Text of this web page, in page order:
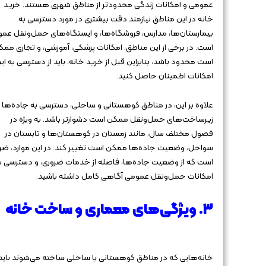
عمومی و امکانات زندگی محدودتر از مناطق شهری هستند. خرید
خانه در این مناطق نیازمند دقت بیشتری در مورد دسترسی به
بیمارستان‌ها، مدارس، فروشگاه‌ها، و ایستگاه‌های حمل‌ونقل
است. در برخی از این مناطق، امکانات پزشکی، آموزشی، و تجاری
است محدود باشد، بنابراین قبل از خرید خانه، باید از دسترسی به
امکانات اطمینان حاصل کنید.
علاوه بر این، در مناطق کوهستانی و ساحلی، دسترسی به
زیرساخت‌های حمل‌ونقل ممکن است دشوارتر باشد. به ویژه در
فصول مختلف سال، مانند زمستان در کوهستان‌ها و تابستان در
سواحل، وضعیت جاده‌ها ممکن است تغییر کند. در این موارد،
است که از وضعیت جاده‌ها، فاصله از خدمات ضروری، و دسترسی
امکانات حمل‌ونقل عمومی آگاهی کامل داشته باشید.
۳. ویژگی‌های معماری و ساخت خانه
خانه‌هایی که در مناطق کوهستانی یا ساحلی ساخته می‌شوند